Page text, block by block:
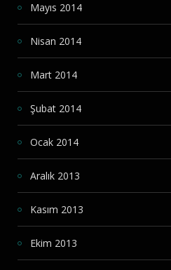
Mayıs 2014
Nisan 2014
Mart 2014
Şubat 2014
Ocak 2014
Aralık 2013
Kasım 2013
Ekim 2013